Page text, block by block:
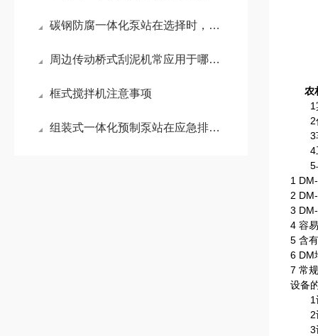
碳钢防腐一体化泵站在选择时，需要考虑多种因素
周边传动桥式刮泥机常应用于哪些场景？
框式搅拌机注意事项
组装式一体化预制泵站在应急排水场景中的应用
农
1宾
2住
3车
4工
5与
1
2
3
4 容
5 含
6 DM
7 常
设备
1设
2设
3设